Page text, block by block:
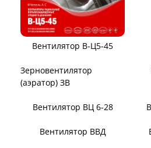
Вентилятор В-Ц5-45
Зерновентилятор